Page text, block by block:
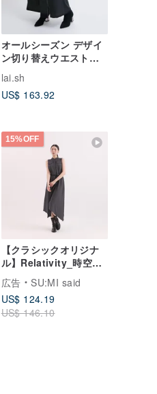
オールシーズン デザイ
ン切り替えウエストベ
ルト付きゴムワイドパ
ンツ - スモークグレー
lai.sh
US$ 163.92
15%OFF
【クラシックオリジナ
ル】Relativity_時空ア
シンメトリードレス
_CLD002_グレー
広告
SU:MI said
US$ 124.19
US$ 146.10